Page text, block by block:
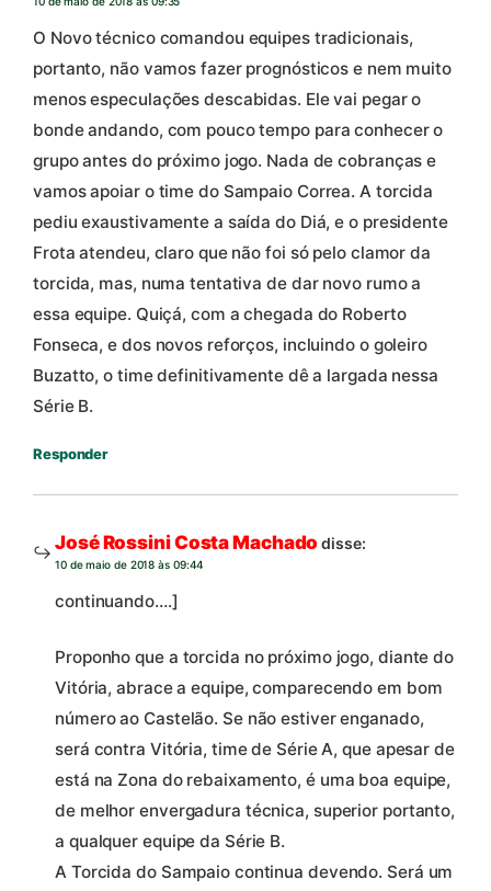
O Novo técnico comandou equipes tradicionais,
portanto, não vamos fazer prognósticos e nem muito
menos especulações descabidas. Ele vai pegar o
bonde andando, com pouco tempo para conhecer o
grupo antes do próximo jogo. Nada de cobranças e
vamos apoiar o time do Sampaio Correa. A torcida
pediu exaustivamente a saída do Diá, e o presidente
Frota atendeu, claro que não foi só pelo clamor da
torcida, mas, numa tentativa de dar novo rumo a
essa equipe. Quiçá, com a chegada do Roberto
Fonseca, e dos novos reforços, incluindo o goleiro
Buzatto, o time definitivamente dê a largada nessa
Série B.
Responder
José Rossini Costa Machado disse:
10 de maio de 2018 às 09:44
continuando….]
Proponho que a torcida no próximo jogo, diante do
Vitória, abrace a equipe, comparecendo em bom
número ao Castelão. Se não estiver enganado,
será contra Vitória, time de Série A, que apesar de
está na Zona do rebaixamento, é uma boa equipe,
de melhor envergadura técnica, superior portanto,
a qualquer equipe da Série B.
A Torcida do Sampaio continua devendo. Será um